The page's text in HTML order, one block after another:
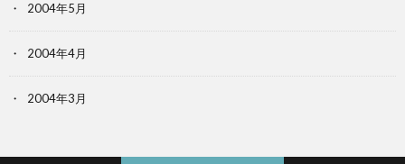
2004年5月
2004年4月
2004年3月